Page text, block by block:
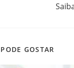
GOSTAR